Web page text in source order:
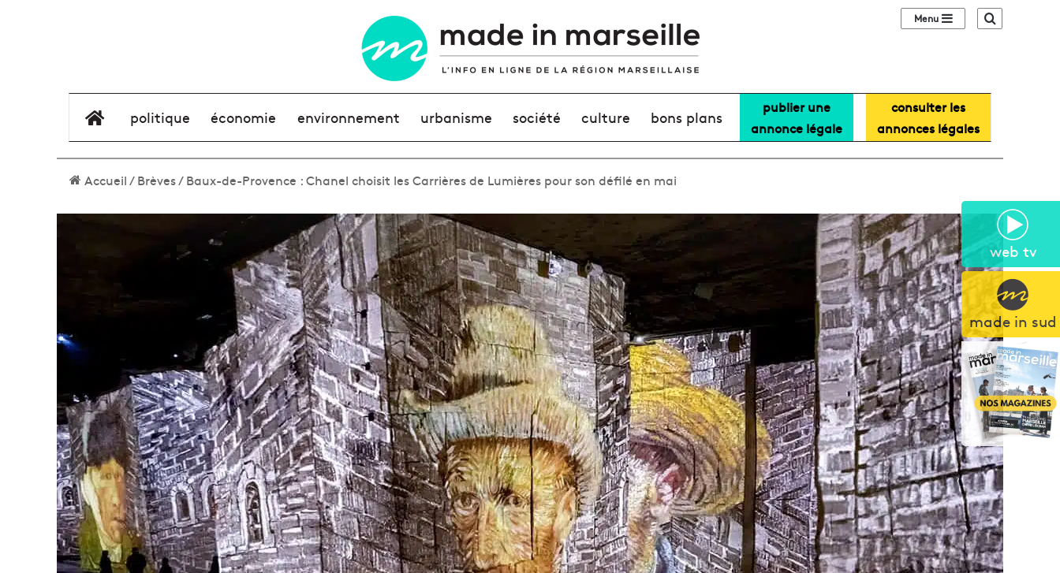
web tv
made in sud
Sidebar (barre
élément de menu
politique économie environnement urbanisme société culture bons plans
publier une
annonce légale
consulter les
annonces légales
Accueil/Brèves/Baux-de-Provence : Chanel choisit les Carrières de Lumières pour son défilé en mai